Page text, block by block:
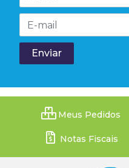
Meus Pedidos
Notas Fiscais